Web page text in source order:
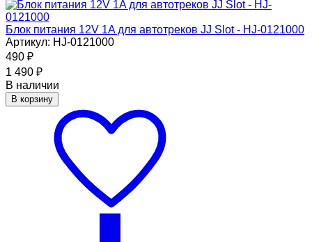
Блок питания 12V 1A для автотреков JJ Slot - HJ-0121000
Артикул: HJ-0121000
490 ₽
1 490 ₽
В наличии
В корзину